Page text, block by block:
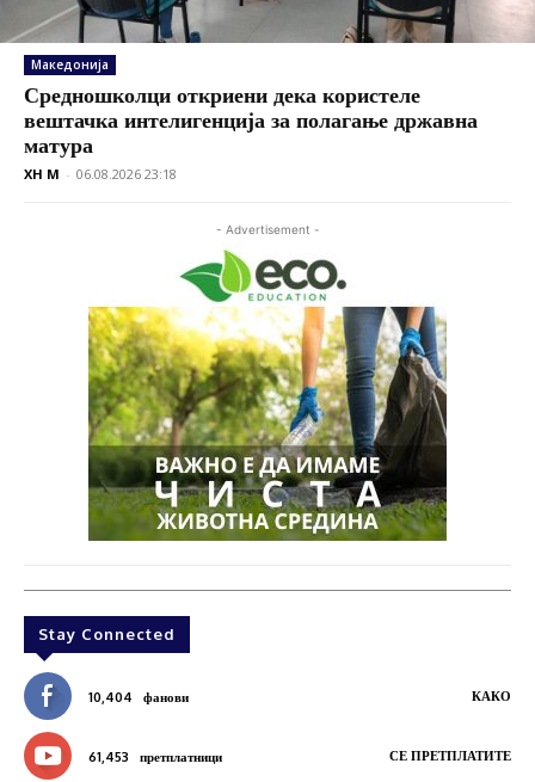
Македонија
Средношколци откриени дека користеле
вештачка интелигенција за полагање државна
матура
XH M - 06.08.2026 23:18
- Advertisement -
Stay Connected
10,404 фанови КАКО
61,453 претплатници СЕ ПРЕТПЛАТИТЕ